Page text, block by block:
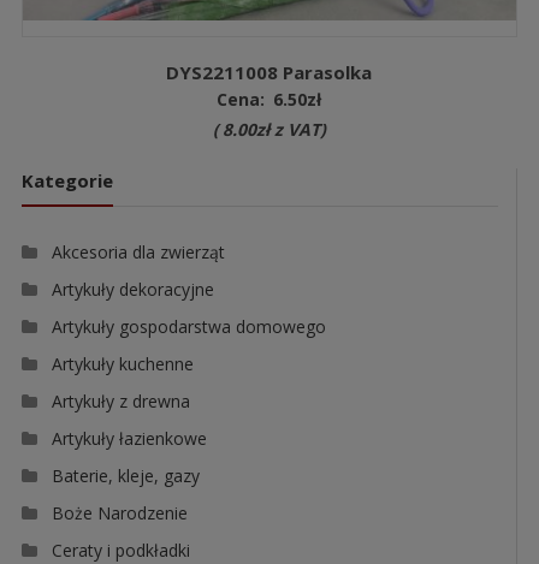
DYS2211008 Parasolka
Cena: 6.50zł
( 8.00złz VAT)
Kategorie
Akcesoria dla zwierząt
Artykuły dekoracyjne
Artykuły gospodarstwa domowego
Artykuły kuchenne
Artykuły z drewna
Artykuły łazienkowe
Baterie, kleje, gazy
Boże Narodzenie
Ceraty i podkładki